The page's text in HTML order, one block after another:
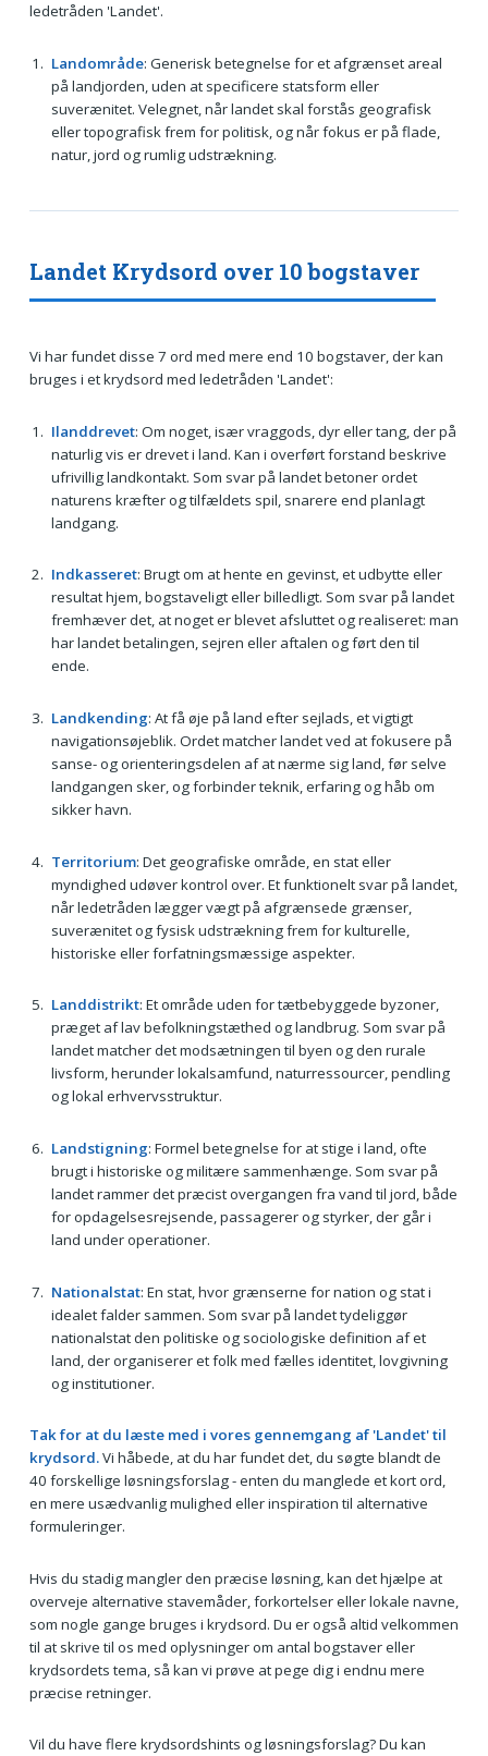
ledetråden 'Landet'.
Landområde: Generisk betegnelse for et afgrænset areal
på landjorden, uden at specificere statsform eller
suverænitet. Velegnet, når landet skal forstås geografisk
eller topografisk frem for politisk, og når fokus er på flade,
natur, jord og rumlig udstrækning.
Landet Krydsord over 10 bogstaver
Vi har fundet disse 7 ord med mere end 10 bogstaver, der kan
bruges i et krydsord med ledetråden 'Landet':
Ilanddrevet: Om noget, især vraggods, dyr eller tang, der på
naturlig vis er drevet i land. Kan i overført forstand beskrive
ufrivillig landkontakt. Som svar på landet betoner ordet
naturens kræfter og tilfældets spil, snarere end planlagt
landgang.
Indkasseret: Brugt om at hente en gevinst, et udbytte eller
resultat hjem, bogstaveligt eller billedligt. Som svar på landet
fremhæver det, at noget er blevet afsluttet og realiseret: man
har landet betalingen, sejren eller aftalen og ført den til
ende.
Landkending: At få øje på land efter sejlads, et vigtigt
navigationsøjeblik. Ordet matcher landet ved at fokusere på
sanse- og orienteringsdelen af at nærme sig land, før selve
landgangen sker, og forbinder teknik, erfaring og håb om
sikker havn.
Territorium: Det geografiske område, en stat eller
myndighed udøver kontrol over. Et funktionelt svar på landet,
når ledetråden lægger vægt på afgrænsede grænser,
suverænitet og fysisk udstrækning frem for kulturelle,
historiske eller forfatningsmæssige aspekter.
Landdistrikt: Et område uden for tætbebyggede byzoner,
præget af lav befolkningstæthed og landbrug. Som svar på
landet matcher det modsætningen til byen og den rurale
livsform, herunder lokalsamfund, naturressourcer, pendling
og lokal erhvervsstruktur.
Landstigning: Formel betegnelse for at stige i land, ofte
brugt i historiske og militære sammenhænge. Som svar på
landet rammer det præcist overgangen fra vand til jord, både
for opdagelsesrejsende, passagerer og styrker, der går i
land under operationer.
Nationalstat: En stat, hvor grænserne for nation og stat i
idealet falder sammen. Som svar på landet tydeliggør
nationalstat den politiske og sociologiske definition af et
land, der organiserer et folk med fælles identitet, lovgivning
og institutioner.
Tak for at du læste med i vores gennemgang af 'Landet' til
krydsord.Vi håbede, at du har fundet det, du søgte blandt de
40 forskellige løsningsforslag - enten du manglede et kort ord,
en mere usædvanlig mulighed eller inspiration til alternative
formuleringer.
Hvis du stadig mangler den præcise løsning, kan det hjælpe at
overveje alternative stavemåder, forkortelser eller lokale navne,
som nogle gange bruges i krydsord. Du er også altid velkommen
til at skrive til os med oplysninger om antal bogstaver eller
krydsordets tema, så kan vi prøve at pege dig i endnu mere
præcise retninger.
Vil du have flere krydsordshints og løsningsforslag? Du kan